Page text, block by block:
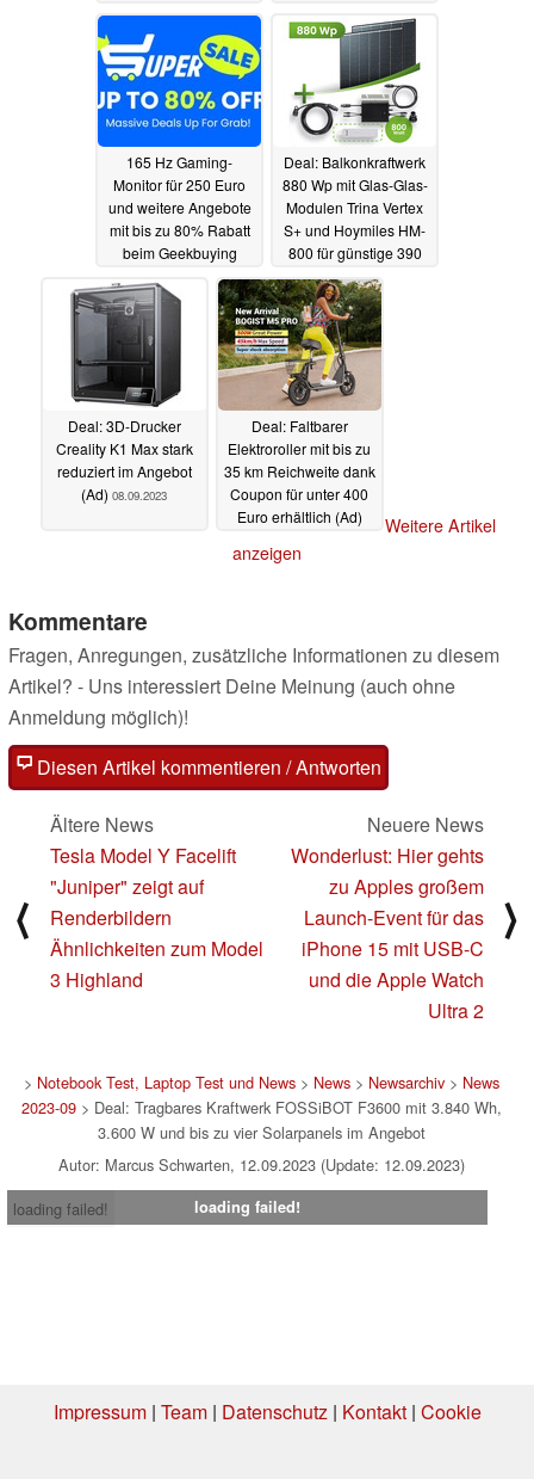
14.09.2023
165 Hz Gaming-
Monitor für 250 Euro
und weitere Angebote
mit bis zu 80% Rabatt
beim Geekbuying
Super Sale (Ad)
13.09.2023
Deal: Balkonkraftwerk
880 Wp mit Glas-Glas-
Modulen Trina Vertex
S+ und Hoymiles HM-
800 für günstige 390
Euro, optional mit DTU
12.09.2023
Deal: 3D-Drucker
Creality K1 Max stark
reduziert im Angebot
(Ad) 08.09.2023
Deal: Faltbarer
Elektroroller mit bis zu
35 km Reichweite dank
Coupon für unter 400
Euro erhältlich (Ad)
Weitere Artikel
anzeigen
Kommentare
Fragen, Anregungen, zusätzliche Informationen zu diesem
Artikel? - Uns interessiert Deine Meinung (auch ohne
Anmeldung möglich)!
Diesen Artikel kommentieren / Antworten
⟨
Ältere News
Tesla Model Y Facelift
"Juniper" zeigt auf
Renderbildern
Ähnlichkeiten zum Model
3 Highland
Neuere News
Wonderlust: Hier gehts
zu Apples großem
Launch-Event für das
iPhone 15 mit USB-C
und die Apple Watch
Ultra 2
⟩
> Notebook Test, Laptop Test und News> News> Newsarchiv> News
2023-09> Deal: Tragbares Kraftwerk FOSSiBOT F3600 mit 3.840 Wh,
3.600 W und bis zu vier Solarpanels im Angebot
Autor: Marcus Schwarten, 12.09.2023 (Update: 12.09.2023)
loading failed!
loading failed!
Impressum| Team| Datenschutz| Kontakt| Cookie